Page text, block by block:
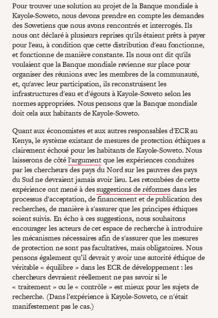
Pour trouver une solution au projet de la Banque mondiale à
Kayole-Soweto, nous devons prendre en compte les demandes
des Sowetiens que nous avons rencontrés et interrogés. Ils
nous ont déclaré à plusieurs reprises qu'ils étaient prêts à payer
pour l'eau, à condition que cette distribution d'eau fonctionne,
et fonctionne de manière constante. Ils nous ont dit qu'ils
voulaient que la Banque mondiale revienne sur place pour
organiser des réunions avec les membres de la communauté,
et, qu'avec leur participation, ils reconstruisent les
infrastructures d'eau et d'égouts à Kayole-Soweto selon les
normes appropriées. Nous pensons que la Banque mondiale
doit cela aux habitants de Kayole-Soweto.
Quant aux économistes et aux autres responsables d'ECR au
Kenya, le système existant de mesures de protection éthiques a
clairement échoué pour les habitants de Kayole-Soweto. Nous
laisserons de côtél'argumentque les expériences conduites
par les chercheurs des pays du Nord sur les pauvres des pays
du Sud ne devraient jamais avoir lieu. Les retombées de cette
expérience ont mené à dessuggestions de réformesdans les
processus d'acceptation, de financement et de publication des
recherches, de manière à s'assurer que les principes éthiques
soient suivis. En écho à ces suggestions, nous souhaitons
encourager les acteurs de cet espace de recherche à introduire
les mécanismes nécessaires afin de s'assurer que les mesures
de protection ne sont pas facultatives, mais obligatoires. Nous
pensons également qu’il devrait y avoir une autorité éthique de
véritable « équilibre » dans les ECR de développement : les
chercheurs devraient réellement ne pas savoir si le
« traitement » ou le « contrôle » est mieux pour les sujets de
recherche. (Dans l'expérience à Kayole-Soweto, ce n'était
manifestement pas le cas.)